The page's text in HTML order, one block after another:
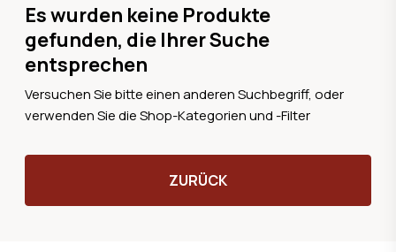
Es wurden keine Produkte
gefunden, die Ihrer Suche
entsprechen
Versuchen Sie bitte einen anderen Suchbegriff, oder
verwenden Sie die Shop-Kategorien und -Filter
ZURÜCK